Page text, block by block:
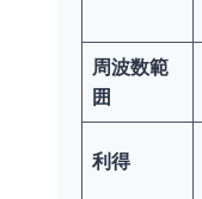
周波数範
囲
利得